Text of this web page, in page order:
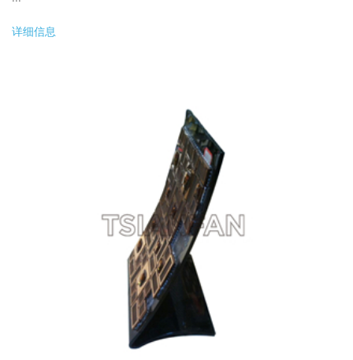
详细信息